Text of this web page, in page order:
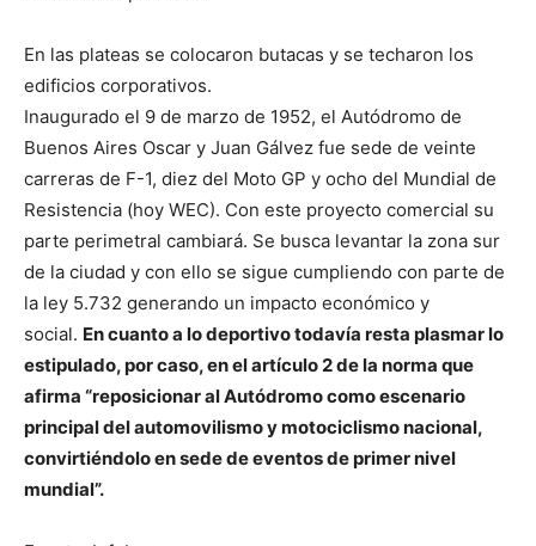
En las plateas se colocaron butacas y se techaron los
edificios corporativos.
Inaugurado el 9 de marzo de 1952, el Autódromo de
Buenos Aires Oscar y Juan Gálvez fue sede de veinte
carreras de F-1, diez del Moto GP y ocho del Mundial de
Resistencia (hoy WEC). Con este proyecto comercial su
parte perimetral cambiará. Se busca levantar la zona sur
de la ciudad y con ello se sigue cumpliendo con parte de
la ley 5.732 generando un impacto económico y
social. En cuanto a lo deportivo todavía resta plasmar lo
estipulado, por caso, en el artículo 2 de la norma que
afirma “reposicionar al Autódromo como escenario
principal del automovilismo y motociclismo nacional,
convirtiéndolo en sede de eventos de primer nivel
mundial”.